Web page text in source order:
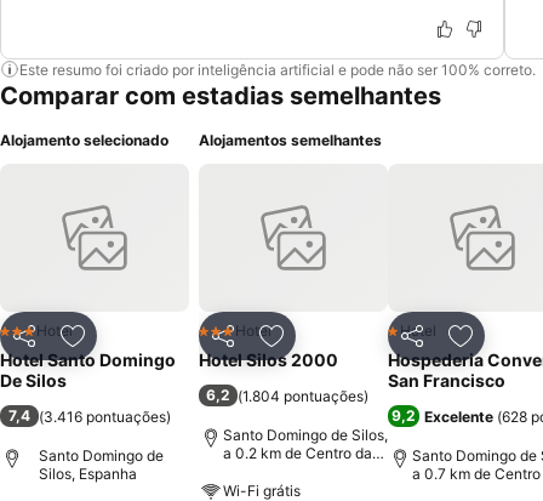
Este resumo foi criado por inteligência artificial e pode não ser 100% correto.
Comparar com estadias semelhantes
Alojamento selecionado
PartilharAdicionar aos favoritos
3 Estrelas
Hotel
Hotel Santo Domingo
De Silos
7,4 (3.416 pontuações)
Santo Domingo de
Silos, Espanha
Alojamentos semelhantes
PartilharAdicionar aos favoritos
3 Estrelas
Hotel
Hotel Silos 2000
6,2 (1.804 pontuações)
Santo Domingo de Silos,
a 0.2 km de Centro da
Wi-Fi grátis
Partilhar
1 Estrelas
Hotel
Hospederia
San Francisco
9,2 Excelente (628
Santo Domingo de
a 0.7 km de